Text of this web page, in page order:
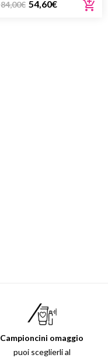
84,00€ 54,60€
Campioncini omaggio
puoi sceglierli al